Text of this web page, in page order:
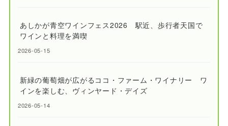
あしかが青空ワインフェス2026 駅近、歩行者天国で
ワインと料理を満喫
2026-05-15
新緑の葡萄畑が広がるココ・ファーム・ワイナリー ワ
インを楽しむ、ヴィンヤード・デイズ
2026-05-14